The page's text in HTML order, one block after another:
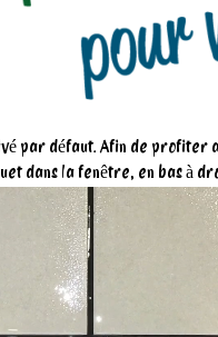
par défaut. Afin de profiter
dans la fenêtre, en bas à